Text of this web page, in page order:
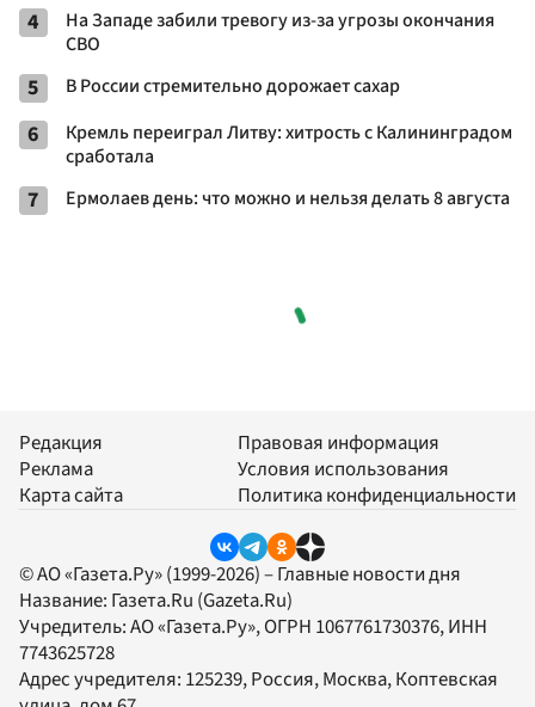
4
На Западе забили тревогу из-за угрозы окончания
СВО
5 В России стремительно дорожает сахар
6
Кремль переиграл Литву: хитрость с Калининградом
сработала
7 Ермолаев день: что можно и нельзя делать 8 августа
Редакция
Реклама
Карта сайта
Правовая информация
Условия использования
Политика конфиденциальности
© АО «Газета.Ру» (1999-2026) – Главные новости дня
Название: Газета.Ru (Gazeta.Ru)
Учредитель:АО «Газета.Ру», ОГРН 1067761730376, ИНН
7743625728
Адрес учредителя: 125239, Россия, Москва, Коптевская